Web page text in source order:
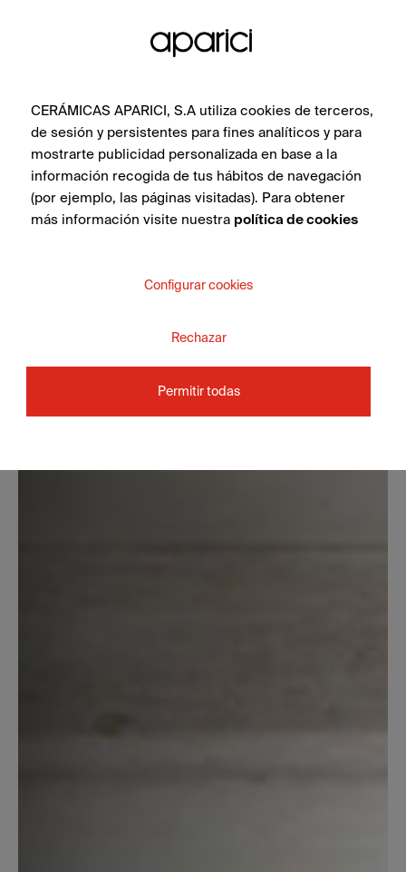
CERÁMICAS APARICI, S.A utiliza cookies de terceros,
de sesión y persistentes para fines analíticos y para
mostrarte publicidad personalizada en base a la
información recogida de tus hábitos de navegación
(por ejemplo, las páginas visitadas). Para obtener
más información visite nuestra política de cookies
Configurar cookies
Rechazar
Permitir todas